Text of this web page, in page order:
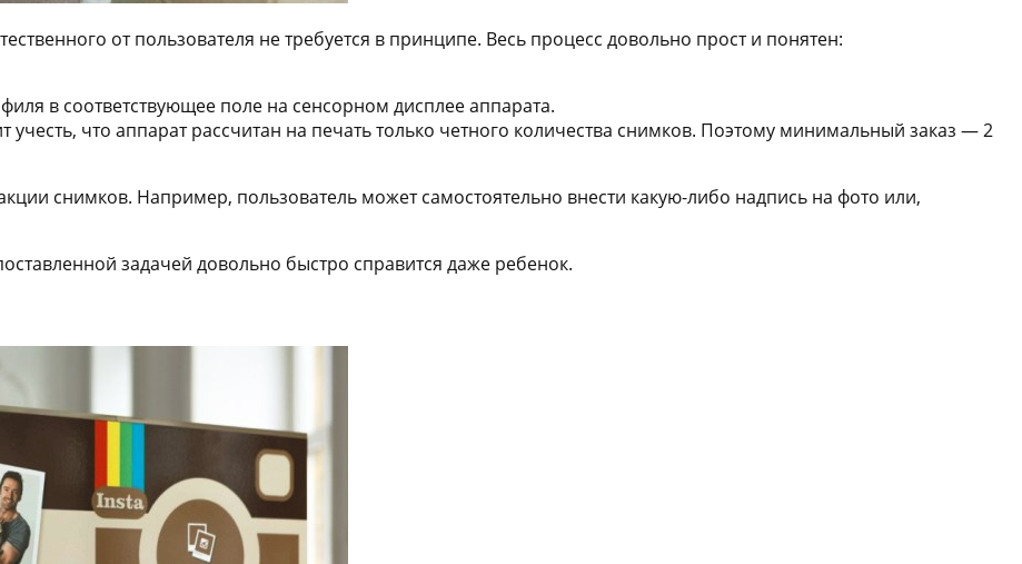
от пользователя не требуется в принципе. Весь процесс довольно прост и понятен:
в соответствующее поле на сенсорном дисплее аппарата.
что аппарат рассчитан на печать только четного количества снимков. Поэтому минимальный заказ — 2
снимков. Например, пользователь может самостоятельно внести какую-либо надпись на фото или,
задачей довольно быстро справится даже ребенок.